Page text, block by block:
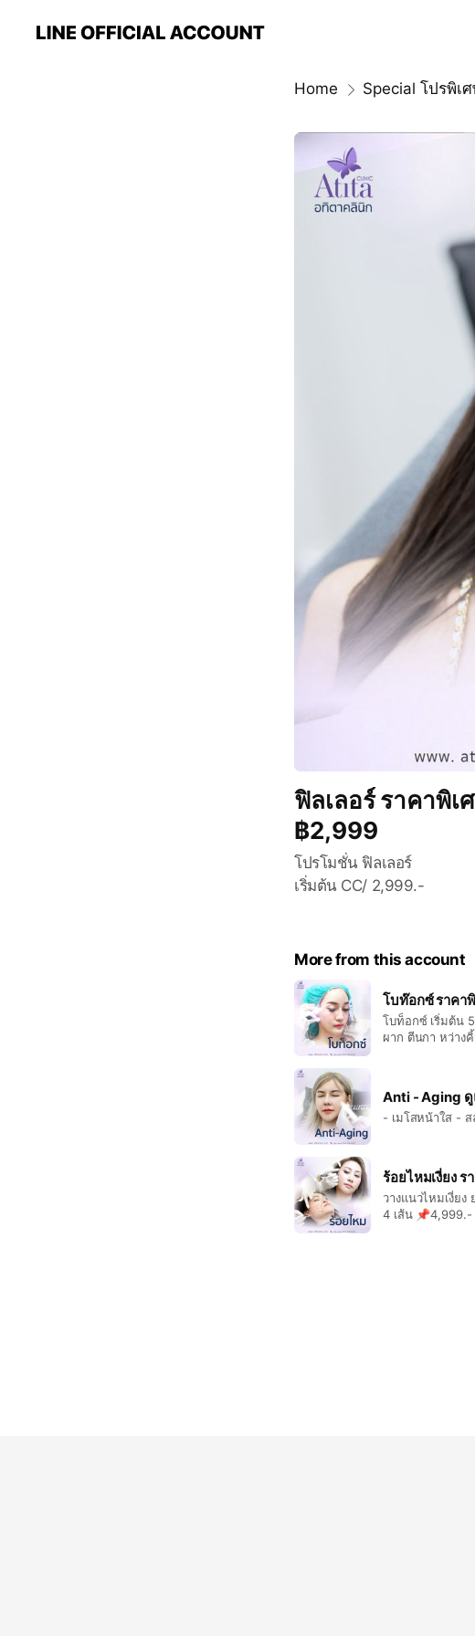
Home Special โปรพิเ
ฟิลเลอร์ ราคาพิเ
฿2,999
โปรโมชั่น ฟิลเลอร์
เริ่มต้น CC/ 2,999.-
More from this account
โบท๊อกซ์ ราคา
โบท็อกซ์ เริ่มต้น
Anti - Aging
- เมโสหน้าใส -
ร้อยไหมเงี่ยง ร
วางแนวไหมเงี่ย
4 เส้น